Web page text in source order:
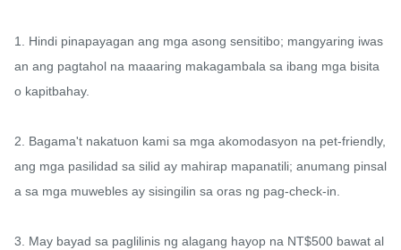
1. Hindi pinapayagan ang mga asong sensitibo; mangyaring iwas
an ang pagtahol na maaaring makagambala sa ibang mga bisita
o kapitbahay.
2. Bagama't nakatuon kami sa mga akomodasyon na pet-friendly,
ang mga pasilidad sa silid ay mahirap mapanatili; anumang pinsal
a sa mga muwebles ay sisingilin sa oras ng pag-check-in.
3. May bayad sa paglilinis ng alagang hayop na NT$500 bawat al